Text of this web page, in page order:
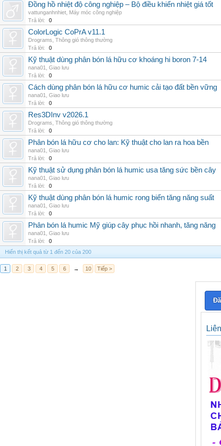
Đồng hồ nhiệt độ công nghiệp – Bộ điều khiển nhiệt giá tốt
vattunganhnhiet Máy móc công nghiệp
Trả lời:
0
ColorLogic CoPrA v11.1
Drograms Thông gió thông thường
Trả lời:
0
Kỹ thuật dùng phân bón lá hữu cơ khoáng hi boron 7-14
nana01
Giao lưu
Trả lời:
0
Cách dùng phân bón lá hữu cơ humic cải tạo đất bền vững
nana01
Giao lưu
Trả lời:
0
Res3DInv v2026.1
Drograms Thông gió thông thường
Trả lời:
0
Phân bón lá hữu cơ cho lan: Kỹ thuật cho lan ra hoa bền
nana01
Giao lưu
Trả lời:
0
Kỹ thuật sử dụng phân bón lá humic usa tăng sức bền cây
nana01
Giao lưu
Trả lời:
0
Kỹ thuật dùng phân bón lá humic rong biển tăng năng suất
nana01
Giao lưu
Trả lời:
0
Phân bón lá humic Mỹ giúp cây phục hồi nhanh, tăng năng
nana01
Giao lưu
Trả lời:
0
Hiển thị kết quả từ 1 đến 20 của 200
1 2 3 4 5 6 → 10 Tiếp >